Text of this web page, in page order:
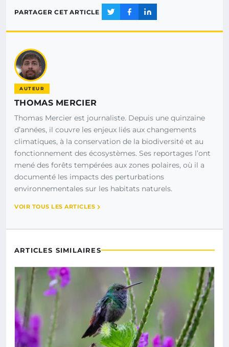
PARTAGER CET ARTICLE
AUTEUR
THOMAS MERCIER
Thomas Mercier est journaliste. Depuis une quinzaine
d’années, il couvre les enjeux liés aux changements
climatiques, à la conservation de la biodiversité et au
fonctionnement des écosystèmes. Ses reportages l’ont
mené des forêts tempérées aux zones polaires, où il a
documenté les impacts des perturbations
environnementales sur les habitats naturels.
VOIR TOUS LES ARTICLES
ARTICLES SIMILAIRES